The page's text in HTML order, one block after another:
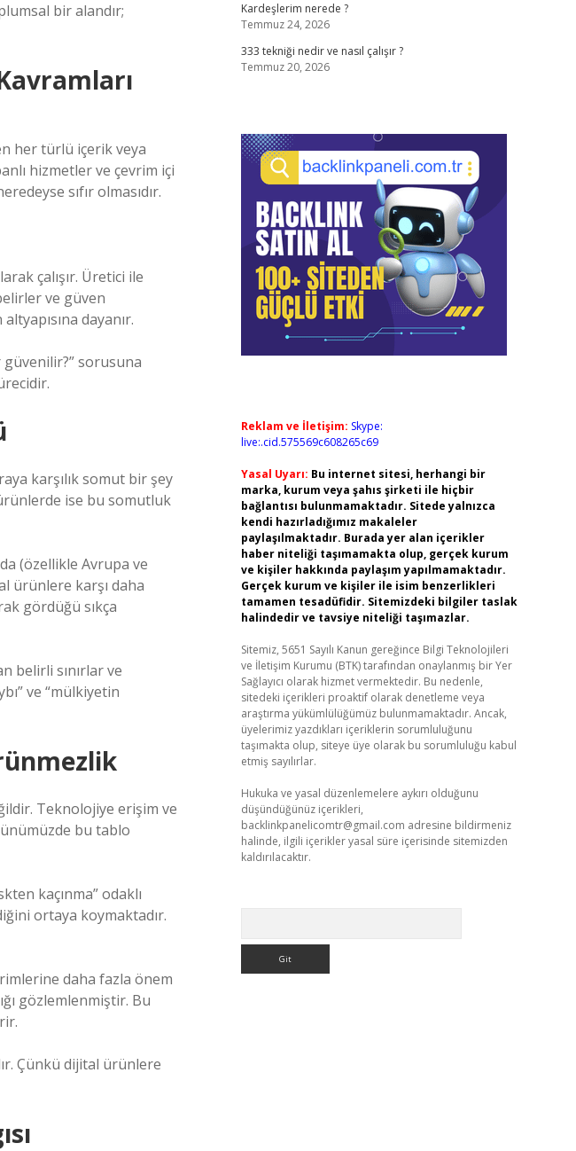
bir alandır;
her türlü içerik veya
hizmetler ve çevrim içi
sıfır olmasıdır.
çalışır. Üretici ile
ve güven
dayanır.
güvenilir?” sorusuna
karşılık somut bir şey
ise bu somutluk
(özellikle Avrupa ve
ürünlere karşı daha
gördüğü sıkça
belirli sınırlar ve
ve “mülkiyetin
Teknolojiye erişim ve
bu tablo
kaçınma” odaklı
ortaya koymaktadır.
daha fazla önem
gözlemlenmiştir. Bu
Çünkü dijital ürünlere
Kardeşlerim nerede ?
Temmuz 24, 2026
333 tekniği nedir ve nasıl çalışır ?
Temmuz 20, 2026
Reklam ve İletişim: Skype:
live:.cid.575569c608265c69
Yasal Uyarı: Bu internet sitesi, herhangi bir
marka, kurum veya şahıs şirketi ile hiçbir
bağlantısı bulunmamaktadır. Sitede yalnızca
kendi hazırladığımız makaleler
paylaşılmaktadır. Burada yer alan içerikler
haber niteliği taşımamakta olup, gerçek kurum
ve kişiler hakkında paylaşım yapılmamaktadır.
Gerçek kurum ve kişiler ile isim benzerlikleri
tamamen tesadüfidir. Sitemizdeki bilgiler taslak
halindedir ve tavsiye niteliği taşımazlar.
Sitemiz, 5651 Sayılı Kanun gereğince Bilgi Teknolojileri
ve İletişim Kurumu (BTK) tarafından onaylanmış bir Yer
Sağlayıcı olarak hizmet vermektedir. Bu nedenle,
sitedeki içerikleri proaktif olarak denetleme veya
araştırma yükümlülüğümüz bulunmamaktadır. Ancak,
üyelerimiz yazdıkları içeriklerin sorumluluğunu
taşımakta olup, siteye üye olarak bu sorumluluğu kabul
etmiş sayılırlar.
Hukuka ve yasal düzenlemelere aykırı olduğunu
düşündüğünüz içerikleri,
backlinkpanelicomtr@gmail.com adresine bildirmeniz
halinde, ilgili içerikler yasal süre içerisinde sitemizden
kaldırılacaktır.